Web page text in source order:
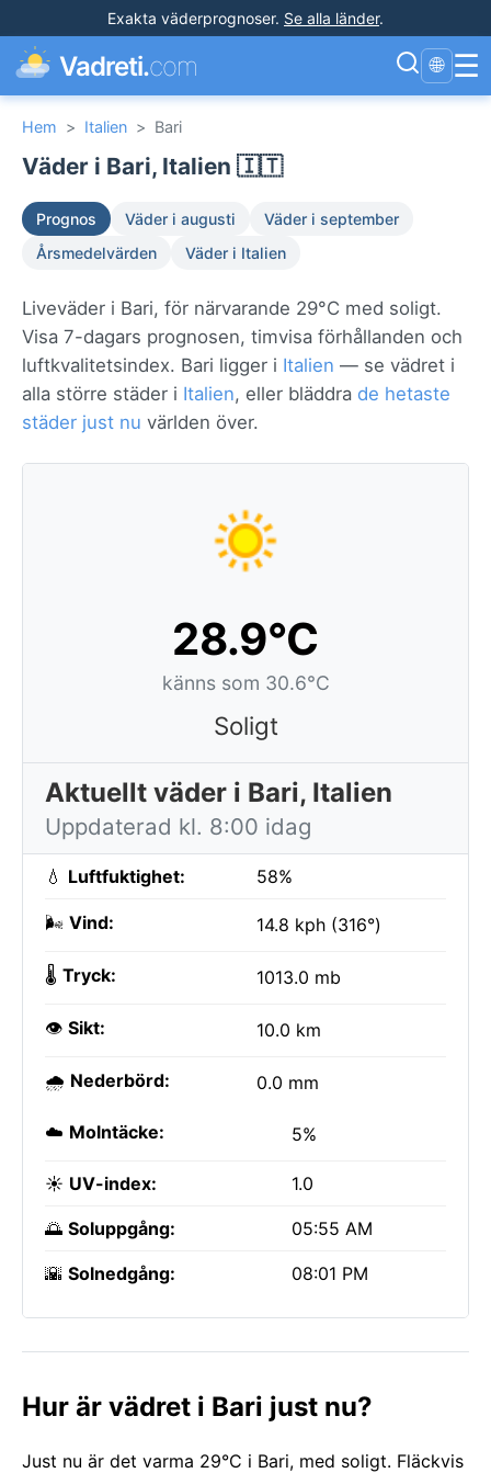
Exakta väderprognoser. Se alla länder.
Vadreti.com 🌐 ☰
Hem > Italien > Bari
Väder i Bari, Italien 🇮🇹
Prognos Väder i augusti
Väder i september
Årsmedelvärden
Väder i Italien
Liveväder i Bari, för närvarande 29°C med soligt.
Visa 7-dagars prognosen, timvisa förhållanden och
luftkvalitetsindex. Bari ligger i Italien — se vädret i
alla större städer i Italien, eller bläddra de hetaste
städer just nu världen över.
28.9°C
känns som 30.6°C
Soligt
Aktuellt väder i Bari, Italien
Uppdaterad kl. 8:00 idag
💧 Luftfuktighet: 58%
🌬️ Vind: 14.8 kph (316°)
🌡️ Tryck: 1013.0 mb
👁️ Sikt: 10.0 km
🌧️ Nederbörd: 0.0 mm
☁️ Molntäcke: 5%
☀️ UV-index: 1.0
🌅 Soluppgång: 05:55 AM
🌇 Solnedgång: 08:01 PM
Hur är vädret i Bari just nu?
Just nu är det varma 29°C i Bari, med soligt. Fläckvis